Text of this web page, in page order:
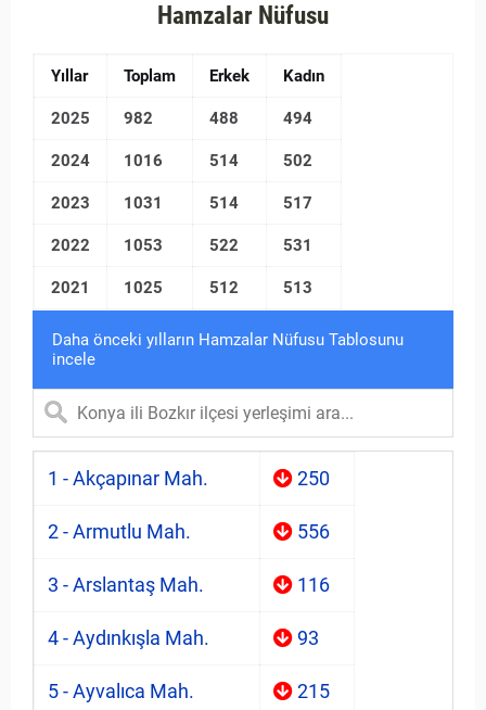
Hamzalar Nüfusu
Yıllar Toplam Erkek Kadın
2025 982 488 494
2024 1016 514 502
2023 1031 514 517
2022 1053 522 531
2021 1025 512 513
Daha önceki yılların Hamzalar Nüfusu Tablosunu
incele
1 - Akçapınar Mah. 250
2 - Armutlu Mah. 556
3 - Arslantaş Mah. 116
4 - Aydınkışla Mah. 93
5 - Ayvalıca Mah. 215